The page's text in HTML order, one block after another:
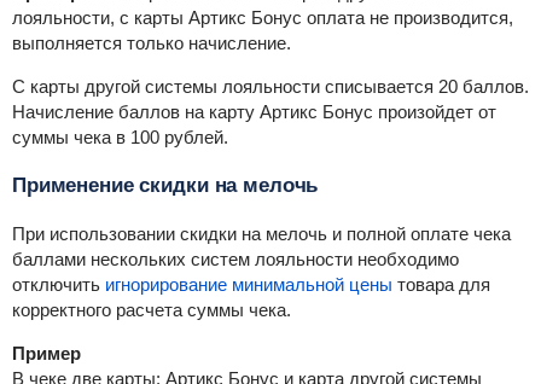
лояльности, с карты Артикс Бонус оплата не производится,
выполняется только начисление.
С карты другой системы лояльности списывается 20 баллов.
Начисление баллов на карту Артикс Бонус произойдет от
суммы чека в 100 рублей.
Применение скидки на мелочь
При использовании скидки на мелочь и полной оплате чека
баллами нескольких систем лояльности необходимо
отключить игнорирование минимальной цены товара для
корректного расчета суммы чека.
Пример
В чеке две карты: Артикс Бонус и карта другой системы